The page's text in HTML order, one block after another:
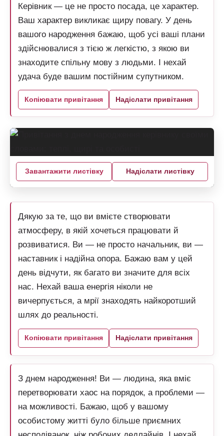
Керівник — це не просто посада, це характер.
Ваш характер викликає щиру повагу. У день
вашого народження бажаю, щоб усі ваші плани
здійснювалися з тією ж легкістю, з якою ви
знаходите спільну мову з людьми. І нехай
удача буде вашим постійним супутником.
Копіювати привітання Надіслати привітання
Завантажити листівку Надіслати листівку
Дякую за те, що ви вмієте створювати
атмосферу, в якій хочеться працювати й
розвиватися. Ви — не просто начальник, ви —
наставник і надійна опора. Бажаю вам у цей
день відчути, як багато ви значите для всіх
нас. Нехай ваша енергія ніколи не
вичерпується, а мрії знаходять найкоротший
шлях до реальності.
Копіювати привітання Надіслати привітання
З днем народження! Ви — людина, яка вміє
перетворювати хаос на порядок, а проблеми —
на можливості. Бажаю, щоб у вашому
особистому житті було більше приємних